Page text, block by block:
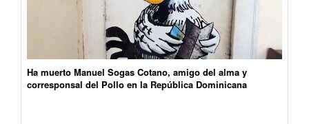
Ha muerto Manuel Sogas Cotano, amigo del alma y
corresponsal del Pollo en la República Dominicana